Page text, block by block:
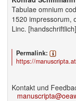
Tabulae omnium
1520 impressorum,
Linc. [handschriftlich]
Permalink:
https://
Kontakt und